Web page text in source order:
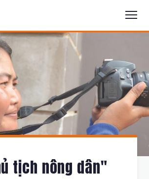
tịch nông dân"